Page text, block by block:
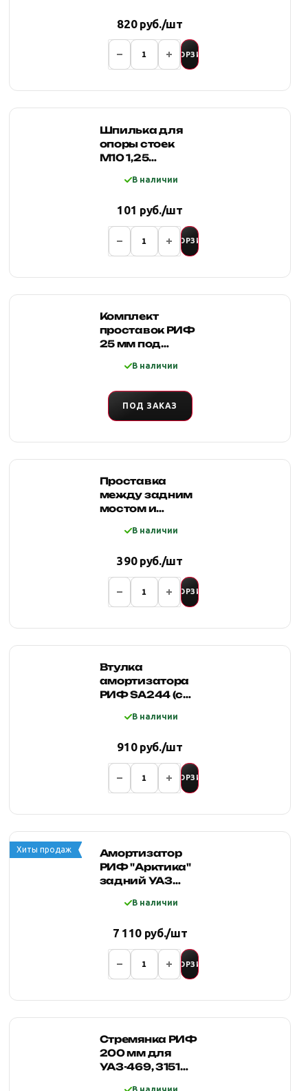
820 руб./шт
В КОРЗИНУ
Шпилька для
опоры стоек
М10 1,25
Ст.20В наличии
101 руб./шт
В КОРЗИНУ
Комплект
проставок РИФ
25 мм под
шаровую опору
Niva
В наличии
ПОД ЗАКАЗ
Проставка
между задним
мостом и
Хантер
моста 20 мм)
В наличии
390 руб./шт
В КОРЗИНУ
Втулка
амортизатора
РИФ SA244 (с
В наличии
910 руб./шт
В КОРЗИНУ
Хиты продаж
Амортизатор
РИФ "Арктика"
задний УАЗ
Патриот/
50 мм
В наличии
7 110 руб./шт
В КОРЗИНУ
Стремянка РИФ
200 мм для
УАЗ-469, 3151
В наличии